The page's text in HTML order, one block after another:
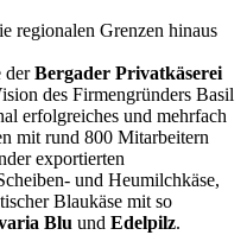
regionalen Grenzen hinaus
derBergader Privatkäserei
des Firmengründers Basil
erfolgreiches und mehrfach
mit rund 800 Mitarbeitern
exportierten
und Heumilchkäse,
Blaukäse mit so
Blu und Edelpilz.